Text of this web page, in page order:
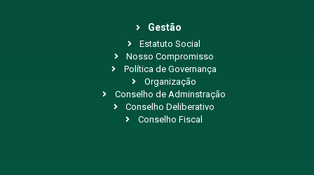
Gestão
Estatuto Social
Nosso Compromisso
Política de Governança
Organização
Conselho de Adminstração
Conselho Deliberativo
Conselho Fiscal